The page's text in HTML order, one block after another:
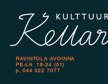
RAVINTOLA AVOINNA
PE-LA 18-24 (01)
p. 044 322 7077